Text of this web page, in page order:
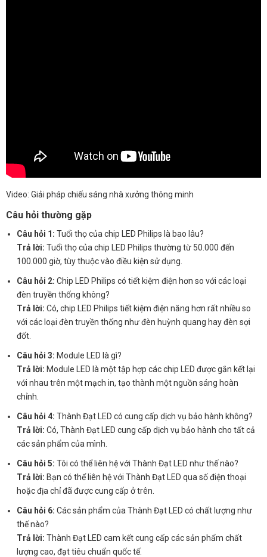
Video: Giải pháp chiếu sáng nhà xưởng thông minh
Câu hỏi thường gặp
Câu hỏi 1: Tuổi thọ của chip LED Philips là bao lâu?
Trả lời: Tuổi thọ của chip LED Philips thường từ 50.000 đến
100.000 giờ, tùy thuộc vào điều kiện sử dụng.
Câu hỏi 2: Chip LED Philips có tiết kiệm điện hơn so với các loại
đèn truyền thống không?
Trả lời: Có, chip LED Philips tiết kiệm điện năng hơn rất nhiều so
với các loại đèn truyền thống như đèn huỳnh quang hay đèn sợi
đốt.
Câu hỏi 3: Module LED là gì?
Trả lời: Module LED là một tập hợp các chip LED được gắn kết lại
với nhau trên một mạch in, tạo thành một nguồn sáng hoàn
chỉnh.
Câu hỏi 4: Thành Đạt LED có cung cấp dịch vụ bảo hành không?
Trả lời: Có, Thành Đạt LED cung cấp dịch vụ bảo hành cho tất cả
các sản phẩm của mình.
Câu hỏi 5: Tôi có thể liên hệ với Thành Đạt LED như thế nào?
Trả lời: Bạn có thể liên hệ với Thành Đạt LED qua số điện thoại
hoặc địa chỉ đã được cung cấp ở trên.
Câu hỏi 6: Các sản phẩm của Thành Đạt LED có chất lượng như
thế nào?
Trả lời: Thành Đạt LED cam kết cung cấp các sản phẩm chất
lượng cao, đạt tiêu chuẩn quốc tế.